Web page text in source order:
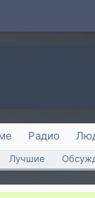
Радио
Лучшие